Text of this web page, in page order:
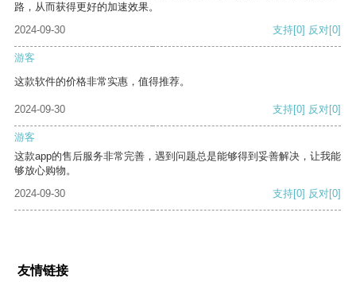
路，从而获得更好的加速效果。
2024-09-30
支持[0] 反对[0]
游客
这款软件的价格非常实惠，值得推荐。
2024-09-30 支持[0] 反对[0]
游客
这款app的售后服务非常完善，遇到问题总是能够得到妥善解决，让我能
够放心购物。
2024-09-30
支持[0] 反对[0]
友情链接